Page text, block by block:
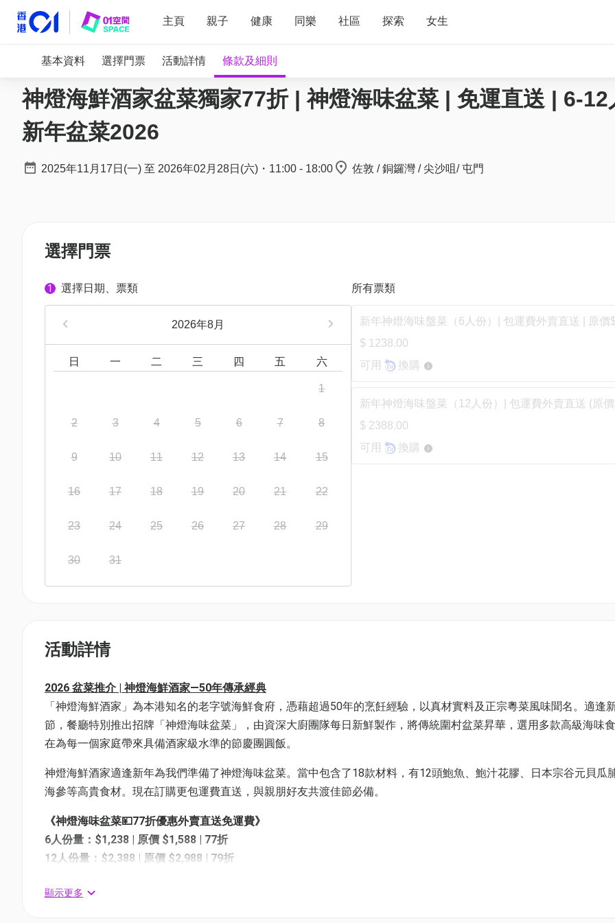
主頁 親子 健康 同樂 社區 探索 女生
基本資料 選擇門票 活動詳情 條款及細則
神燈海鮮酒家盆菜獨家77折 | 神燈海味盆菜 | 免運直送 | 6-12
新年盆菜2026
2025年11月17日(一) 至 2026年02月28日(六) ・ 11:00 - 18:00 佐敦 / 銅鑼灣 / 尖沙咀/ 屯門
選擇門票
1 選擇日期、票類
2026年8月
日 一 二 三 四 五 六
1
2 3 4 5 6 7 8
9 10 11 12 13 14 15
16 17 18 19 20 21 22
23 24 25 26 27 28 29
30 31
所有票類
新年神燈海味盤菜（6人份）| 包運費外賣直送 | 原價
$ 1238.00
可用
換購
新年神燈海味盤菜（12人份）| 包運費外賣直送 (原
$ 2388.00
可用
換購
活動詳情
2026 盆菜推介 | 神燈海鮮酒家—50年傳承經典
「神燈海鮮酒家」為本港知名的老字號海鮮食府，憑藉超過50年的烹飪經驗，以真材實料及正宗粵菜風味聞名。適逢
節，餐廳特別推出招牌「神燈海味盆菜」，由資深大廚團隊每日新鮮製作，將傳統圍村盆菜昇華，選用多款高級海味
在為每一個家庭帶來具備酒家級水準的節慶團圓飯。
神燈海鮮酒家適逢新年為我們準備了神燈海味盆菜。當中包含了18款材料，有12頭鮑魚、鮑汁花膠、日本宗谷元貝瓜
海參等高貴食材。現在訂購更包運費直送，與親朋好友共渡佳節必備。
《神燈海味盆菜💴77折優惠外賣直送免運費》
6人份量：$1,238 | 原價 $1,588 | 77折
12人份量：$2,388 | 原價 $2,988 | 79折
《神燈海味盆菜18款上乘食材🧑‍🍳介紹》
顯示更多